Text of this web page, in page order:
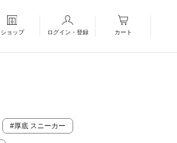
ショップ ログイン・登録 カート
#厚底 スニーカー